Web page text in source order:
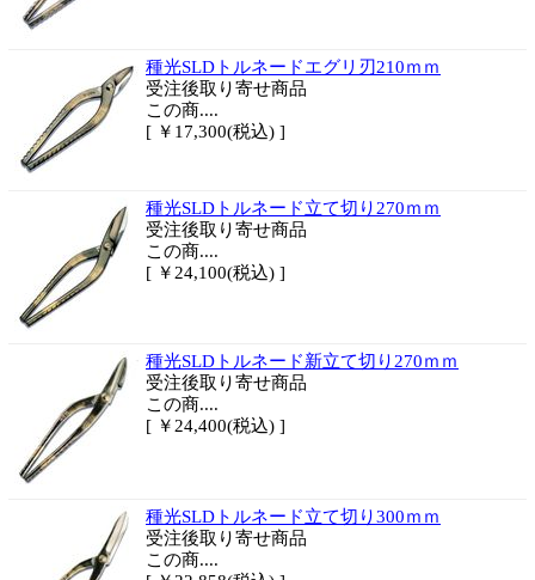
種光SLDトルネードエグリ刃210ｍｍ
受注後取り寄せ商品
この商....
[ ￥17,300(税込) ]
種光SLDトルネード立て切り270ｍｍ
受注後取り寄せ商品
この商....
[ ￥24,100(税込) ]
種光SLDトルネード新立て切り270ｍｍ
受注後取り寄せ商品
この商....
[ ￥24,400(税込) ]
種光SLDトルネード立て切り300ｍｍ
受注後取り寄せ商品
この商....